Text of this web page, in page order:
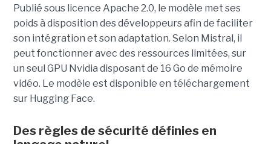
Publié sous licence Apache 2.0, le modèle met ses
poids à disposition des développeurs afin de faciliter
son intégration et son adaptation. Selon Mistral, il
peut fonctionner avec des ressources limitées, sur
un seul GPU Nvidia disposant de 16 Go de mémoire
vidéo. Le modèle est disponible en téléchargement
sur Hugging Face.
Des règles de sécurité définies en